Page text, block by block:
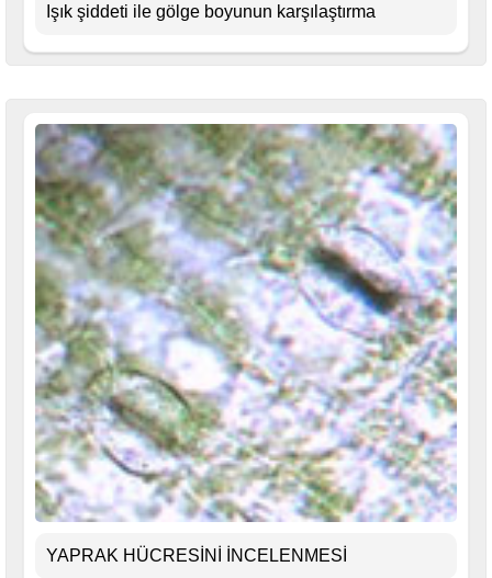
Işık şiddeti ile gölge boyunun karşılaştırma
YAPRAK HÜCRESİNİ İNCELENMESİ